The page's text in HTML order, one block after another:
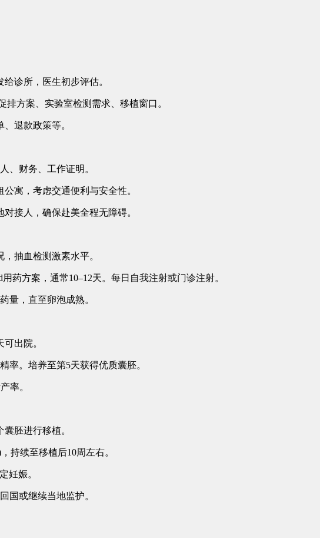
诊所，医生初步评估。
方案、实验室检测需求、移植窗口。
退款政策等。
财务、工作证明。
寓，考虑交通便利与安全性。
接人，确保赴美全程无障碍。
抽血检测激素水平。
方案，通常10–12天。每日自我注射或门诊注射。
，直至卵泡成熟。
出院。
。培养至第5天获得优质囊胚。
率。
胚进行移植。
续至移植后10周左右。
妊娠。
或继续当地监护。